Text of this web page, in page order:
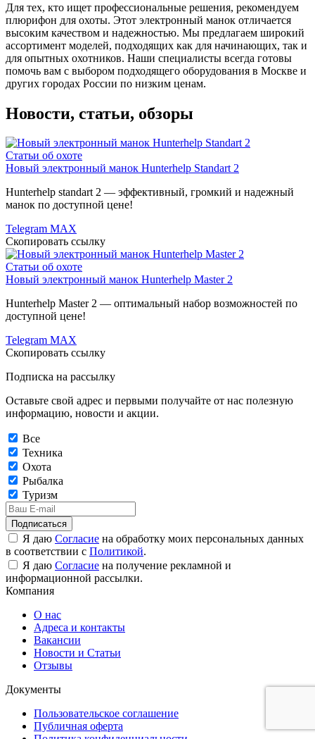
Для тех, кто ищет профессиональные решения, рекомендуем
плюрифон для охоты. Этот электронный манок отличается
высоким качеством и надежностью. Мы предлагаем широкий
ассортимент моделей, подходящих как для начинающих, так и
для опытных охотников. Наши специалисты всегда готовы
помочь вам с выбором подходящего оборудования в Москве и
других городах России по низким ценам.
Новости, статьи, обзоры
Статьи об охоте
Новый электронный манок Hunterhelp Standart 2
Hunterhelp standart 2 — эффективный, громкий и надежный
манок по доступной цене!
Telegram MAX
Скопировать ссылку
Статьи об охоте
Новый электронный манок Hunterhelp Master 2
Hunterhelp Master 2 — оптимальный набор возможностей по
доступной цене!
Telegram MAX
Скопировать ссылку
Подписка на рассылку
Оставьте свой адрес и первыми получайте от нас полезную
информацию, новости и акции.
Все
Техника
Охота
Рыбалка
Туризм
Подписаться
Я даю Согласие на обработку моих персональных данных
в соответствии с Политикой.
Я даю Согласие на получение рекламной и
информационной рассылки.
Компания
О нас
Адреса и контакты
Вакансии
Новости и Статьи
Отзывы
Документы
Пользовательское соглашение
Публичная оферта